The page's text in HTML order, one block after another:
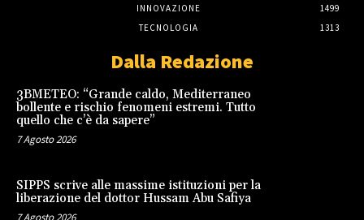
INNOVAZIONE
1499
TECNOLOGIA
1313
Dalla Redazione
3BMETEO: “Grande caldo, Mediterraneo
bollente e rischio fenomeni estremi. Tutto
quello che c’è da sapere”
7 Agosto 2026
SIPPS scrive alle massime istituzioni per la
liberazione del dottor Hussam Abu Safiya
7 Agosto 2026